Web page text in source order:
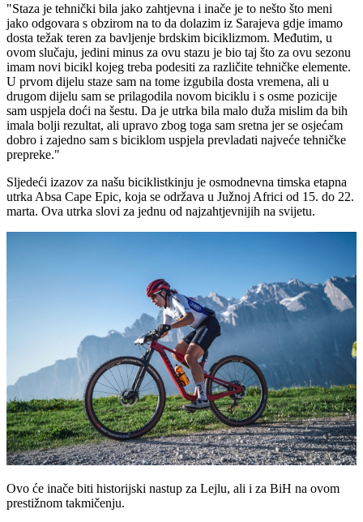
"Staza je tehnički bila jako zahtjevna i inače je to nešto što meni
jako odgovara s obzirom na to da dolazim iz Sarajeva gdje imamo
dosta težak teren za bavljenje brdskim biciklizmom. Međutim, u
ovom slučaju, jedini minus za ovu stazu je bio taj što za ovu sezonu
imam novi bicikl kojeg treba podesiti za različite tehničke elemente.
U prvom dijelu staze sam na tome izgubila dosta vremena, ali u
drugom dijelu sam se prilagodila novom biciklu i s osme pozicije
sam uspjela doći na šestu. Da je utrka bila malo duža mislim da bih
imala bolji rezultat, ali upravo zbog toga sam sretna jer se osjećam
dobro i zajedno sam s biciklom uspjela prevladati najveće tehničke
prepreke."
Sljedeći izazov za našu biciklistkinju je osmodnevna timska etapna
utrka Absa Cape Epic, koja se održava u Južnoj Africi od 15. do 22.
marta. Ova utrka slovi za jednu od najzahtjevnijih na svijetu.
Ovo će inače biti historijski nastup za Lejlu, ali i za BiH na ovom
prestižnom takmičenju.